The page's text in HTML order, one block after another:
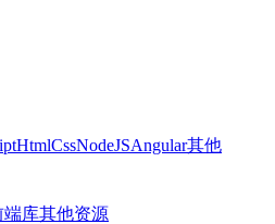
HtmlCssNodeJSAngular其他
端库其他资源